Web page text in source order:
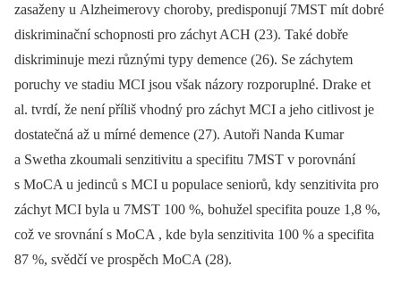
zasaženy u Alzheimerovy choroby, predisponují 7MST mít dobré
diskriminační schopnosti pro záchyt ACH (23). Také dobře
diskriminuje mezi různými typy demence (26). Se záchytem
poruchy ve stadiu MCI jsou však názory rozporuplné. Drake et
al. tvrdí, že není příliš vhodný pro záchyt MCI a jeho citlivost je
dostatečná až u mírné demence (27). Autoři Nanda Kumar
a Swetha zkoumali senzitivitu a specifitu 7MST v porovnání
s MoCA u jedinců s MCI u populace seniorů, kdy senzitivita pro
záchyt MCI byla u 7MST 100 %, bohužel specifita pouze 1,8 %,
což ve srovnání s MoCA , kde byla senzitivita 100 % a specifita
87 %, svědčí ve prospěch MoCA (28).